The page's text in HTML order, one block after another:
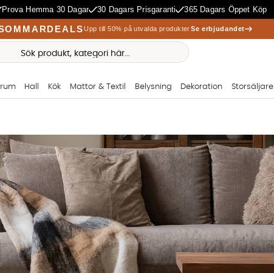
Prova Hemma 30 Dagar 30 Dagars Prisgaranti 365 Dagars Öppet Köp
Upp till 50% på utvalda produkterSe erbjudandet
Hall Kök Mattor & Textil Belysning Dekoration Storsäljare